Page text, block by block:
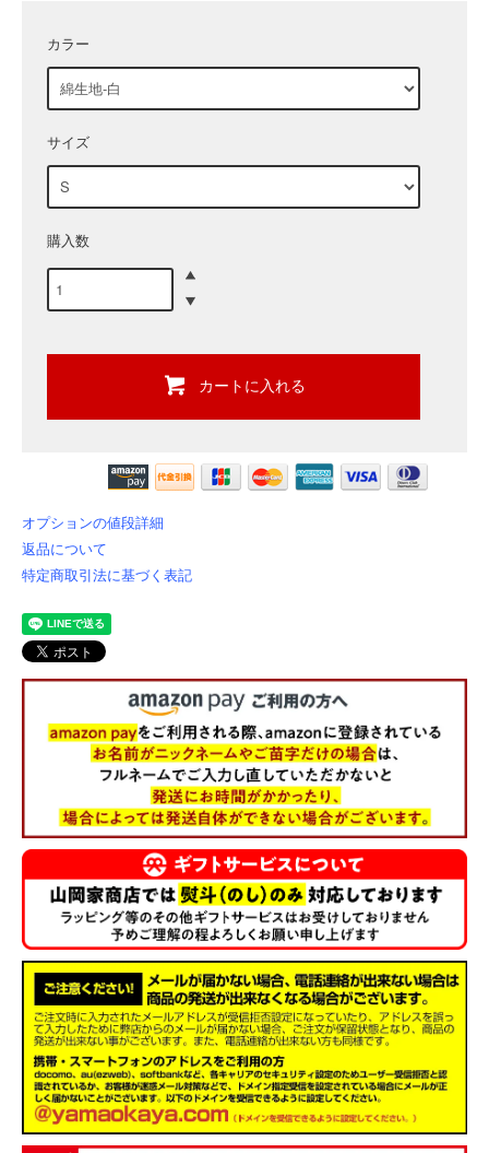
カラー
サイズ
購入数
カートに入れる
オプションの値段詳細
返品について
特定商取引法に基づく表記